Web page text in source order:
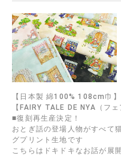
【日本製 綿100% 108cm巾】
【FAIRY TALE DE NYA（フ
■復刻再生産決定！
おとぎ話の登場人物がすべて
グプリント生地です
こちらはドキドキなお話が展